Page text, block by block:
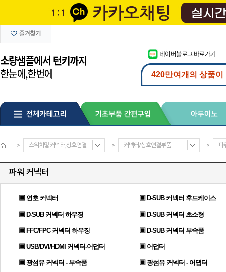
> 스위치및 커넥터,상호연결 > 커넥터/상호연결부품 > 파
파워 커넥터
▣ 연호 커넥터 ▣ D-SUB 커넥터 후드케이스
▣ D-SUB 커넥터 하우징 ▣ D-SUB 커넥터 초소형
▣ FFC/FPC 커넥터 하우징 ▣ D-SUB 커넥터 부속품
▣ USB/DVI/HDMI 커넥터-어댑터 ▣ 어댑터
▣ 광섬유 커넥터 - 부속품 ▣ 광섬유 커넥터 - 어댑터